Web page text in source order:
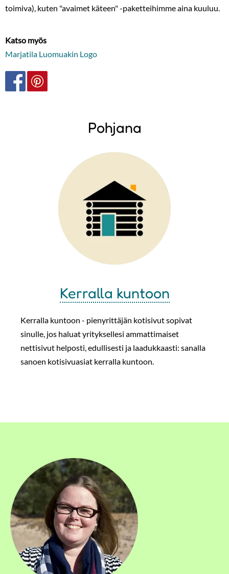
toimiva), kuten "avaimet käteen" -paketteihimme aina kuuluu.
Katso myös
Marjatila Luomuakin Logo
Pohjana
Kerralla kuntoon
Kerralla kuntoon - pienyrittäjän kotisivut sopivat
sinulle, jos haluat yrityksellesi ammattimaiset
nettisivut helposti, edullisesti ja laadukkaasti: sanalla
sanoen kotisivuasiat kerralla kuntoon.